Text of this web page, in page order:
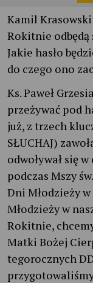
Kamil
Rokitnie odbędą
Jakie hasło
do czego ono
Ks. Paweł
przeżywać pod
już, z trzech
SŁUCHAJ)
odwoływał się
podczas Mszy
Dni Młodzieży
Młodzieży w
Rokitnie,
Matki Bożej
tegorocznych